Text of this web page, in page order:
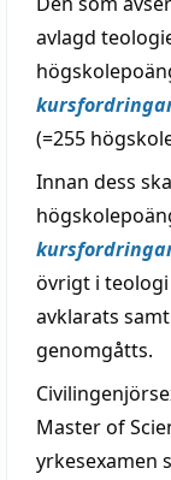
avlagd
(=255
Innan dess
övrigt i
avklarats
genomgåtts.
Master of
yrkesexamen